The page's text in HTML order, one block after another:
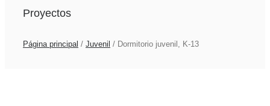
Proyectos
Página principal / Juvenil / Dormitorio juvenil, K-13